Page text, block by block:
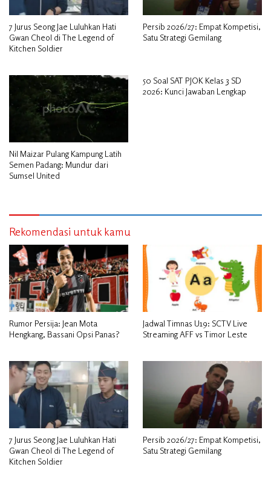
7 Jurus Seong Jae Luluhkan Hati
Gwan Cheol di The Legend of
Kitchen Soldier
Persib 2026/27: Empat Kompetisi,
Satu Strategi Gemilang
Nil Maizar Pulang Kampung Latih
Semen Padang: Mundur dari
Sumsel United
50 Soal SAT PJOK Kelas 3 SD
2026: Kunci Jawaban Lengkap
Rekomendasi untuk kamu
Rumor Persija: Jean Mota
Hengkang, Bassani Opsi Panas?
Jadwal Timnas U19: SCTV Live
Streaming AFF vs Timor Leste
7 Jurus Seong Jae Luluhkan Hati
Gwan Cheol di The Legend of
Kitchen Soldier
Persib 2026/27: Empat Kompetisi,
Satu Strategi Gemilang